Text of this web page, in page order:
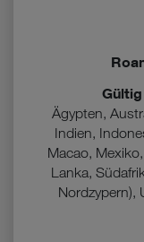
Ägypten,
Indien,
Macao,
Lanka,
Nordzypern),